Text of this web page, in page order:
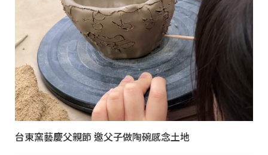
台東窯藝慶父親節 邀父子做陶碗感念土地